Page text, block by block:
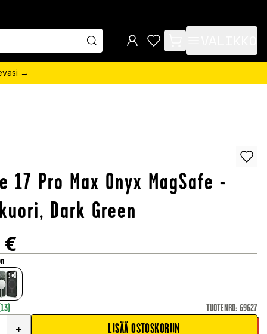
items in cart, view bag
→
17 Pro Max Onyx MagSafe -
Dark Green
€
TUOTENRO: 69627
+
LISÄÄ OSTOSKORIIN